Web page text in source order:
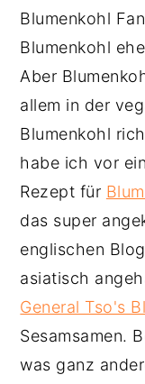
Blumenkohl
Blumenkohl
Aber
allem in der
Blumenkohl
habe ich vor
Rezept für
das super
englischen
asiatisch
General Tso's
Sesamsamen.
was ganz